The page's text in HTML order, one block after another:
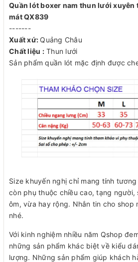
Quần lót boxer nam thun lưới xuyên
mát QX839
-------
Xuất xứ: Quảng Châu
Chất liệu :Thun lưới
Sản phẩm quần lót mặc định được
Size khuyến nghị chỉ mang tính
còn phụ thuộc chiều cao, tạng người,
ôm, vừa hay rộng. Nhắn tin cho shop
nhé.
Với kinh nghiệm nhiều năm Qshop
những sản phẩm khác biệt về kiểu
lượng. Những sản phẩm giúp khách